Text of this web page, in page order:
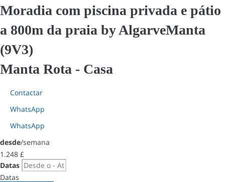
Moradia com piscina privada e pátio
a 800m da praia by AlgarveManta
(9V3)
Manta Rota - Casa
Contactar
WhatsApp
WhatsApp
desde/semana
1.248 £
Datas
Datas